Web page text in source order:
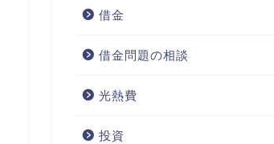
借金
借金問題の相談
光熱費
投資